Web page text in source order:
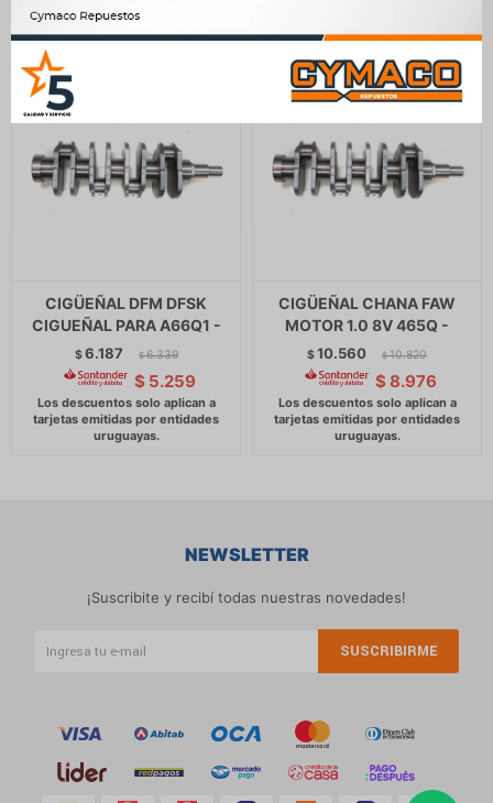
CIGÜEÑAL DFM DFSK
CIGUEÑAL PARA A66Q1 -
$6.187 $ 6.339
$ 5.259
CIGÜEÑAL CHANA FAW
MOTOR 1.0 8V 465Q -
$10.560 $ 10.820
$ 8.976
NEWSLETTER
¡Suscribite y recibí todas nuestras novedades!
SUSCRIBIRME